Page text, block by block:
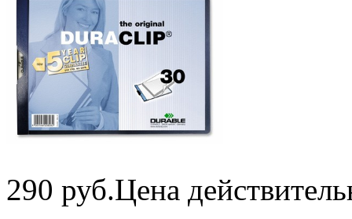
290 руб.Цена